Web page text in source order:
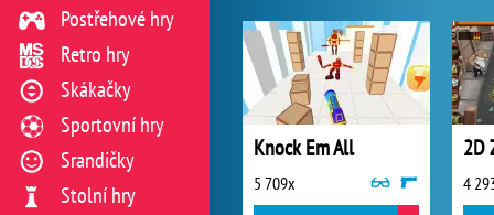
Knock Em All
5 709x
2D
4
Postřehové hry
Retro hry
Skákačky
Sportovní hry
Srandičky
Stolní hry